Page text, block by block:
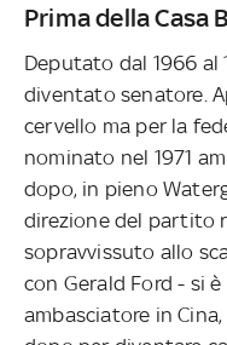
Prima della Casa
Deputato dal 1966 al
diventato senatore.
cervello ma per la
nominato nel 1971
dopo, in pieno
direzione del partito
sopravvissuto allo
con Gerald Ford - si
ambasciatore in